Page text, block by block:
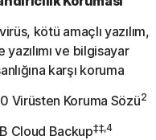
kötü amaçlı yazılım,
yazılımı ve bilgisayar
karşı koruma
Virüsten Koruma Sözü2
Cloud Backup‡‡,4